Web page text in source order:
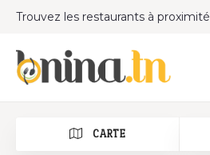
Trouvez les restaurants à proximité
CARTE